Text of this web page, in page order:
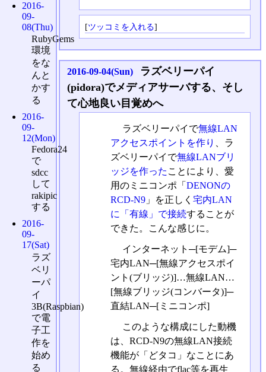
[ツッコミを入れる]
2016-09-04(Sun)
ラズベリーパイ
(pidora)でメディアサーバする、そし
て心地良い目覚めへ
ラズベリーパイで無線LAN
アクセスポイントを作り
、ラ
ズベリーパイで無線LANブリ
ッジを作った ことにより、愛
用のミニコンポ「 DENONの
RCD-N9」を正しく 宅内LAN
に「有線」で接続することが
できた。こんな感じに。
インターネット─[モデム]─
宅内LAN─[無線アクセスポイ
ント(ブリッジ)]…無線LAN…
[無線ブリッジ(コンバータ)]─
直結LAN─[ミニコンポ]
このような構成にした動機
は、RCD-N9の無線LAN接続
機能が「どタコ」なことにあ
る。無線経由でflac等を再生
2016-
09-
08(Thu)
RubyGems
環境
をな
んと
かす
る
2016-
09-
12(Mon)
Fedora24
で
sdcc
して
rakipic
する
2016-
09-
17(Sat)
ラズ
ベリ
ーパ
イ
3B(Raspbian)
で電
子工
作を
始め
る